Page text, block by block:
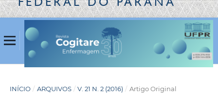
INÍCIO / ARQUIVOS / V. 21 N. 2 (2016) / Artigo Original